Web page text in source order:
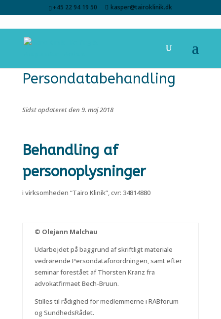
+45 22 94 19 50 kasper@tairoklinik.dk
Persondatabehandling
Sidst opdateret den 9. maj 2018
Behandling af
personoplysninger
i virksomheden “Tairo Klinik”, cvr: 34814880
© Olejann Malchau
Udarbejdet på baggrund af skriftligt materiale
vedrørende Persondataforordningen, samt efter
seminar forestået af Thorsten Kranz fra
advokatfirmaet Bech-Bruun.
Stilles til rådighed for medlemmerne i RABforum
og SundhedsRådet.